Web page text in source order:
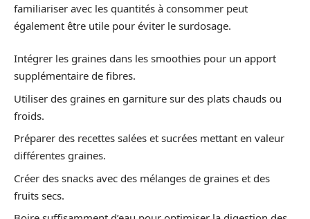
familiariser avec les quantités à consommer peut
également être utile pour éviter le surdosage.
Intégrer les graines dans les smoothies pour un apport
supplémentaire de fibres.
Utiliser des graines en garniture sur des plats chauds ou
froids.
Préparer des recettes salées et sucrées mettant en valeur
différentes graines.
Créer des snacks avec des mélanges de graines et des
fruits secs.